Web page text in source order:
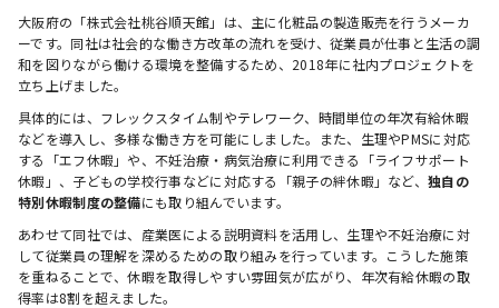
大阪府の「株式会社桃谷順天館」は、主に化粧品の製造販売を行うメーカ
ーです。同社は社会的な働き方改革の流れを受け、従業員が仕事と生活の調
和を図りながら働ける環境を整備するため、2018年に社内プロジェクトを
立ち上げました。
具体的には、フレックスタイム制やテレワーク、時間単位の年次有給休暇
などを導入し、多様な働き方を可能にしました。また、生理やPMSに対応
する「エフ休暇」や、不妊治療・病気治療に利用できる「ライフサポート
休暇」、子どもの学校行事などに対応する「親子の絆休暇」など、 独自の
特別休暇制度の整備にも取り組んでいます。
あわせて同社では、産業医による説明資料を活用し、生理や不妊治療に対
して従業員の理解を深めるための取り組みを行っています。こうした施策
を重ねることで、休暇を取得しやすい雰囲気が広がり、年次有給休暇の取
得率は8割を超えました。